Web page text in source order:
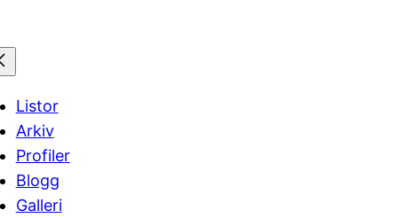
Listor
Arkiv
Profiler
Blogg
Galleri